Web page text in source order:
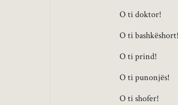
O ti doktor!
O ti bashkëshort!
O ti prind!
O ti punonjës!
O ti shofer!